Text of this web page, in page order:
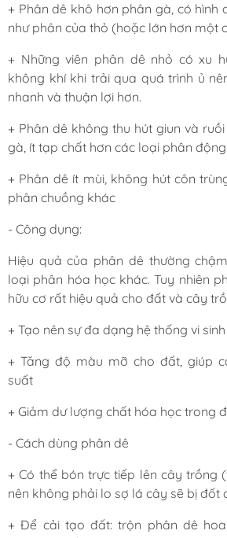
+ Phân dê khô hơn phân gà, có hình
như phân của thỏ (hoặc lớn hơn một
+ Những viên phân dê nhỏ có xu
không khí khi trải qua quá trình ủ
nhanh và thuận lợi hơn.
+ Phân dê không thu hút giun và
gà, ít tạp chất hơn các loại phân
+ Phân dê ít mùi, không hút côn
phân chuồng khác
- Công dụng:
Hiệu quả của phân dê thường
loại phân hóa học khác. Tuy nhiên
hữu cơ rất hiệu quả cho đất và cây
+ Tạo nên sự đa dạng hệ thống vi
+ Tăng độ màu mỡ cho đất, giúp
suất
+ Giảm dư lượng chất hóa học trong
- Cách dùng phân dê
+ Có thể bón trực tiếp lên cây trồng
nên không phải lo sợ lá cây sẽ bị đốt
+ Để cải tạo đất: trộn phân dê